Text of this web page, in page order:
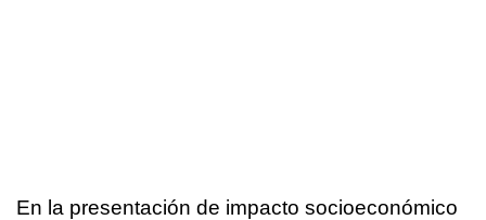
En la presentación de impacto socioeconómico